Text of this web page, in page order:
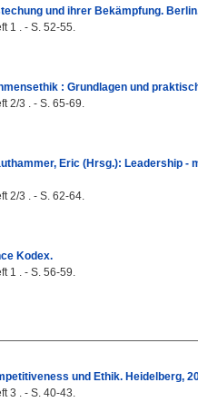
und ihrer Bekämpfung.
1 . - S. 52-55.
: Grundlagen und
2/3 . - S. 65-69.
Eric (Hrsg.): Leadership
2/3 . - S. 62-64.
Kodex.
1 . - S. 56-59.
und Ethik. Heidelberg,
3 . - S. 40-43.